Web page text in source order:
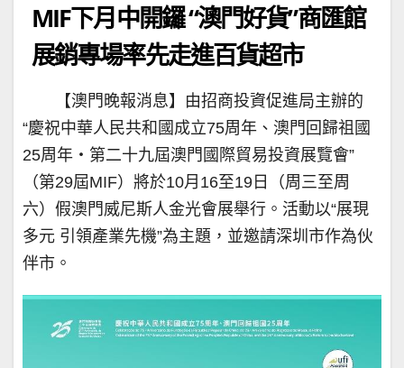
MIF下月中開鑼 “澳門好貨”商匯館
展銷專場率先走進百貨超市
【澳門晚報消息】由招商投資促進局主辦的
“慶祝中華人民共和國成立75周年、澳門回歸祖國
25周年‧第二十九屆澳門國際貿易投資展覽會”
（第29屆MIF）將於10月16至19日（周三至周
六）假澳門威尼斯人金光會展舉行。活動以“展現
多元 引領產業先機”為主題，並邀請深圳市作為伙
伴市。